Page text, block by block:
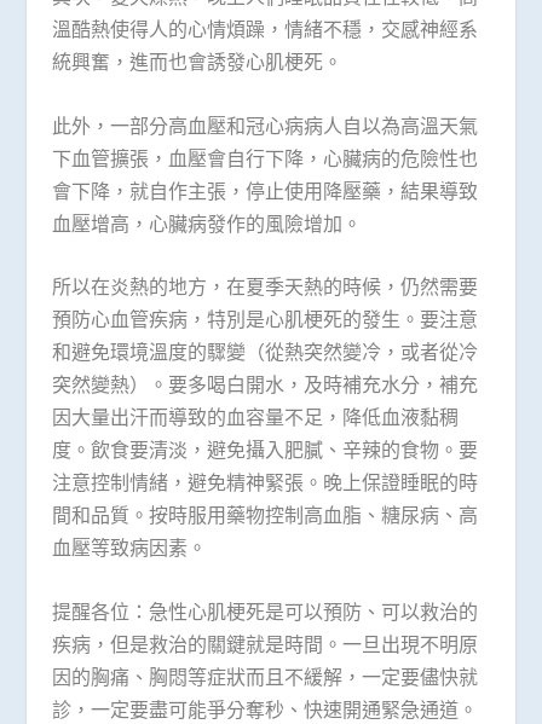
溫酷熱使得人的心情煩躁，情緒不穩，交感神經系
統興奮，進而也會誘發心肌梗死。
此外，一部分高血壓和冠心病病人自以為高溫天氣
下血管擴張，血壓會自行下降，心臟病的危險性也
會下降，就自作主張，停止使用降壓藥，結果導致
血壓增高，心臟病發作的風險增加。
所以在炎熱的地方，在夏季天熱的時候，仍然需要
預防心血管疾病，特別是心肌梗死的發生。要注意
和避免環境溫度的驟變（從熱突然變冷，或者從冷
突然變熱）。要多喝白開水，及時補充水分，補充
因大量出汗而導致的血容量不足，降低血液黏稠
度。飲食要清淡，避免攝入肥膩、辛辣的食物。要
注意控制情緒，避免精神緊張。晚上保證睡眠的時
間和品質。按時服用藥物控制高血脂、糖尿病、高
血壓等致病因素。
提醒各位：急性心肌梗死是可以預防、可以救治的
疾病，但是救治的關鍵就是時間。一旦出現不明原
因的胸痛、胸悶等症狀而且不緩解，一定要儘快就
診，一定要盡可能爭分奪秒、快速開通緊急通道。